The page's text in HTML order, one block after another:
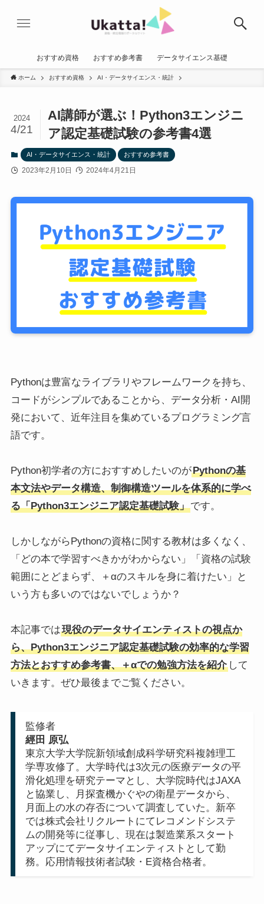
おすすめ資格 おすすめ参考書 データサイエンス基礎
ホーム おすすめ資格 AI・データサイエンス・統計
AI講師が選ぶ！Python3エンジニ
ア認定基礎試験の参考書4選
2024
4/21
AI・データサイエンス・統計 おすすめ参考書
2023年2月10日 2024年4月21日
Pythonは豊富なライブラリやフレームワークを持ち、
コードがシンプルであることから、データ分析・AI開
発において、近年注目を集めているプログラミング言
語です。
Python初学者の方におすすめしたいのがPythonの基
本文法やデータ構造、制御構造ツールを体系的に学べ
る「Python3エンジニア認定基礎試験」です。
しかしながらPythonの資格に関する教材は多くなく、
「どの本で学習すべきかがわからない」「資格の試験
範囲にとどまらず、＋αのスキルを身に着けたい」と
いう方も多いのではないでしょうか？
本記事では現役のデータサイエンティストの視点か
ら、Python3エンジニア認定基礎試験の効率的な学習
方法とおすすめ参考書、＋αでの勉強方法を紹介して
いきます。ぜひ最後までご覧ください。
監修者
經田 原弘
東京大学大学院新領域創成科学研究科複雑理工
学専攻修了。大学時代は3次元の医療データの平
滑化処理を研究テーマとし、大学院時代はJAXA
と協業し、月探査機かぐやの衛星データから、
月面上の水の存否について調査していた。新卒
では株式会社リクルートにてレコメンドシステ
ムの開発等に従事し、現在は製造業系スタート
アップにてデータサイエンティストとして勤
務。応用情報技術者試験・E資格合格者。